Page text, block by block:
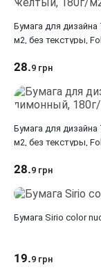
Бумага для
м2, без текстуры,
28.9 грн
Бумага для
м2, без текстуры,
28.9 грн
Бумага Sirio color
19.9 грн